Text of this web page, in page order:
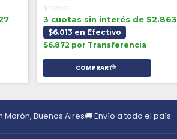
$8.590,00
3 cuotas sin interés de $2.863
$6.013 en Efectivo
$6.872 por Transferencia
Morón, Buenos Aires🚚 Envío a todo el país